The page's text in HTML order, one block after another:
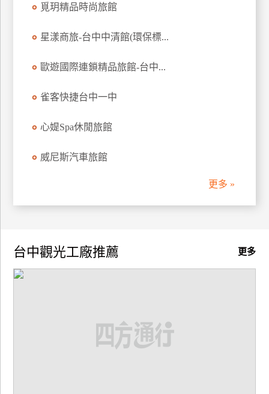
飯
作
覓玥精品時尚旅館
星漾商旅-台中中清館(環保標...
歐遊國際連鎖精品旅館-台中...
雀客快捷台中一中
心媞Spa休閒旅館
威尼斯汽車旅館
更多 »
更多
台中觀光工廠推薦